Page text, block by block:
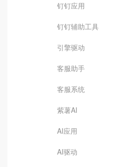
钉钉应用
钉钉辅助工具
引擎驱动
客服助手
客服系统
紫薯AI
AI应用
AI驱动